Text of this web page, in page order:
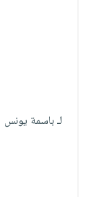
لـ باسمة يونس